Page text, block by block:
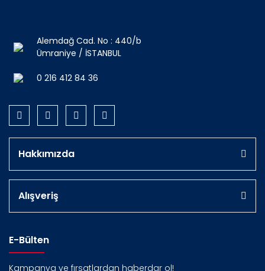
Alemdağ Cad. No : 440/b
Ümraniye / İSTANBUL
0 216 412 84 36
Hakkımızda
Alışveriş
E-Bülten
Kampanya ve fırsatlardan haberdar ol!